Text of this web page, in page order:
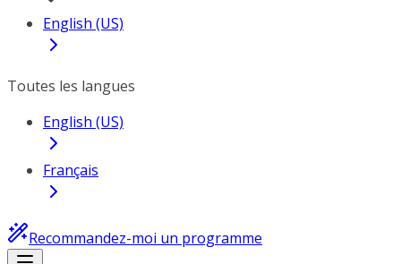
English (US)
Toutes les langues
English (US)
Français
Recommandez-moi un programme